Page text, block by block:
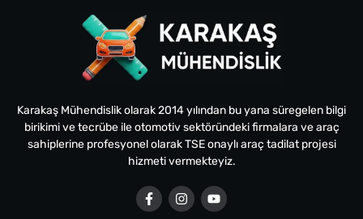
Karakaş Mühendislik olarak 2014 yılından bu yana süregelen bilgi
birikimi ve tecrübe ile otomotiv sektöründeki firmalara ve araç
sahiplerine profesyonel olarak TSE onaylı araç tadilat projesi
hizmeti vermekteyiz.